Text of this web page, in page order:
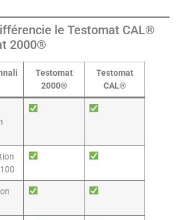
le Testomat CAL®
2000®
Testomat
2000®
Testomat
CAL®